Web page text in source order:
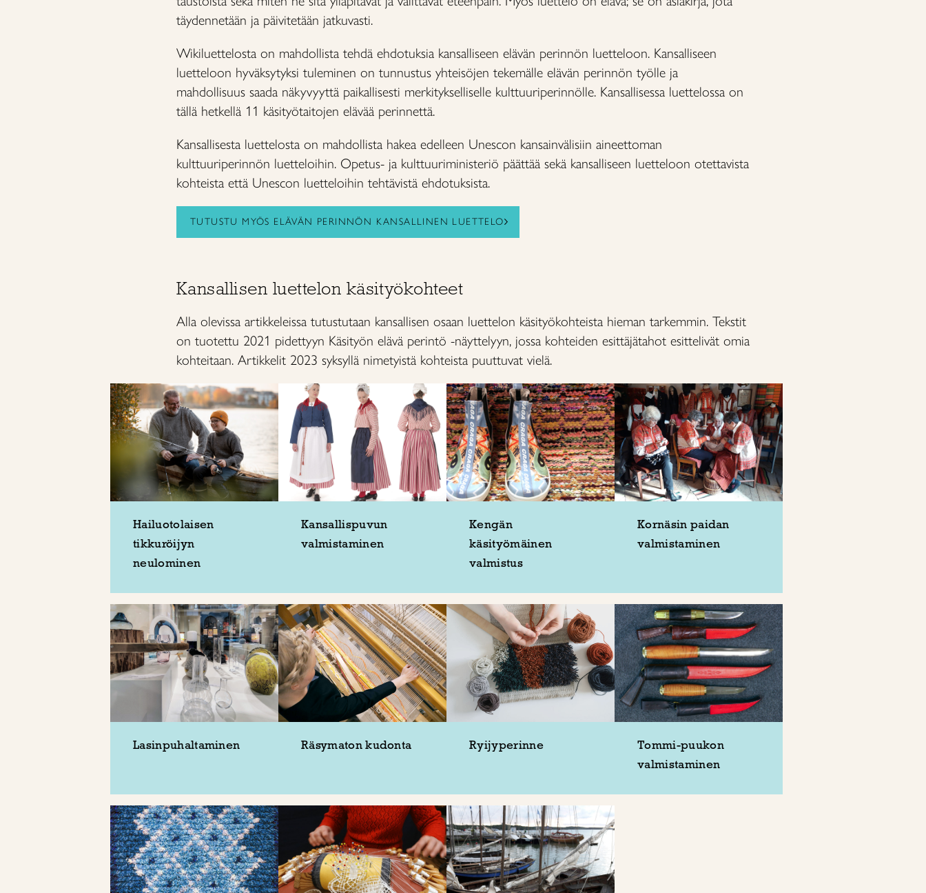
täydennetään ja päivitetään jatkuvasti.
Wikiluettelosta on mahdollista tehdä ehdotuksia kansalliseen elävän perinnön luetteloon. Kansalliseen
luetteloon hyväksytyksi tuleminen on tunnustus yhteisöjen tekemälle elävän perinnön työlle ja
mahdollisuus saada näkyvyyttä paikallisesti merkitykselliselle kulttuuriperinnölle. Kansallisessa luettelossa on
tällä hetkellä 11 käsityötaitojen elävää perinnettä.
Kansallisesta luettelosta on mahdollista hakea edelleen Unescon kansainvälisiin aineettoman
kulttuuriperinnön luetteloihin. Opetus- ja kulttuuriministeriö päättää sekä kansalliseen luetteloon otettavista
kohteista että Unescon luetteloihin tehtävistä ehdotuksista.
TUTUSTU MYÖS ELÄVÄN PERINNÖN KANSALLINEN LUETTELO
Kansallisen luettelon käsityökohteet
Alla olevissa artikkeleissa tutustutaan kansallisen osaan luettelon käsityökohteista hieman tarkemmin. Tekstit
on tuotettu 2021 pidettyyn Käsityön elävä perintö -näyttelyyn, jossa kohteiden esittäjätahot esittelivät omia
kohteitaan. Artikkelit 2023 syksyllä nimetyistä kohteista puuttuvat vielä.
Hailuotolaisen
tikkuröijyn
neulominen
Kansallispuvun
valmistaminen
Kengän
käsityömäinen
valmistus
Kornäsin paidan
valmistaminen
Lasinpuhaltaminen Räsymaton kudonta Ryijyperinne
Tommi-puukon
valmistaminen